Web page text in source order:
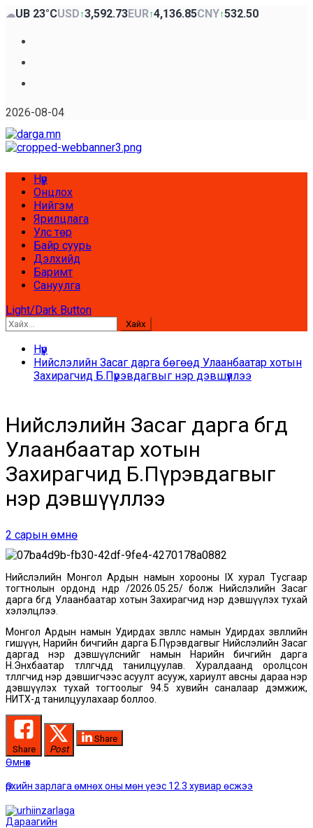
Skip
content
☁UB 23°CUSD↑3,592.73EUR↑4,136.85CNY↑532.50
2026-08-04
Primary
Menu
Нүүр
Онцлох
Нийгэм
Ярилцлага
Улс төр
Байр суурь
Дэлхийд
Баримт
Сануулга
Light/Dark Button
Хайх:
Нүүр
Нийслэлийн Засаг дарга бөгөөд Улаанбаатар хотын
Захирагчид Б.Пүрэвдагвыг нэр дэвшүүллээ
Нийслэлийн Засаг дарга бөгөөд
Улаанбаатар хотын
Захирагчид Б.Пүрэвдагвыг
нэр дэвшүүллээ
2 сарын өмнө
Нийслэлийн Монгол Ардын намын хорооны IX хурал Тусгаар
тогтнолын ордонд өнөөдөр /2026.05.25/ болж Нийслэлийн Засаг
дарга бөгөөд Улаанбаатар хотын Захирагчид нэр дэвшүүлэх тухай
хэлэлцлээ.
Монгол Ардын намын Удирдах зөвлөлөөс намын Удирдах зөвлөлийн
гишүүн, Нарийн бичгийн дарга Б.Пүрэвдагвыг Нийслэлийн Засаг
даргад нэр дэвшүүлснийг намын Нарийн бичгийн дарга
Н.Энхбаатар төлөөлөгчдөд танилцуулав. Хуралдаанд оролцсон
төлөөлөгчид нэр дэвшигчээс асуулт асууж, хариулт авсны дараа нэр
дэвшүүлэх тухай тогтоолыг 94.5 хувийн саналаар дэмжиж,
НИТХ-д танилцуулахаар боллоо.
Share Post
Share
Post
navigation
ӨмнөхӨмнөх
Өрхийн зарлага өмнөх оны мөн үеэс 12.3 хувиар өсжээ
Дараагийн